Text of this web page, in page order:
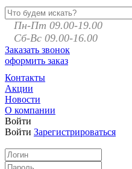
Пн-Пт 09.00-19.00
Сб-Вс 09.00-16.00
Заказать звонок
оформить заказ
Контакты
Акции
Новости
О компании
Войти
Войти Зарегистрироваться